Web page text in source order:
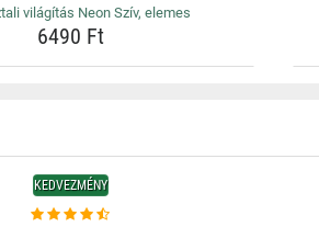
világítás Neon Szív, elemes
6490 Ft
KEDVEZMÉNY